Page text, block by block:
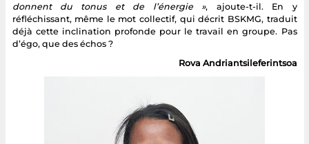
donnent du tonus et de l’énergie », ajoute-t-il. En y
réfléchissant, même le mot collectif, qui décrit BSKMG, traduit
déjà cette inclination profonde pour le travail en groupe. Pas
d’égo, que des échos ?
Rova Andriantsileferintsoa